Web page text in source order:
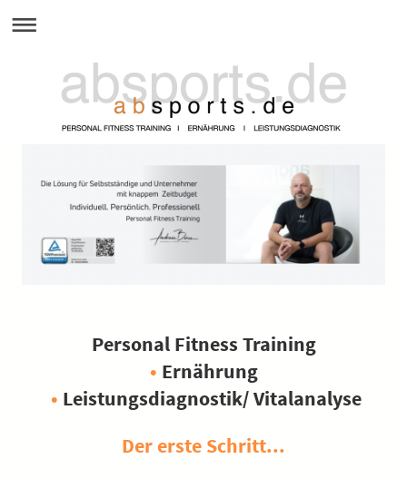
Personal Fitness Training
• Ernährung
• Leistungsdiagnostik/ Vitalanalyse
Der erste Schritt...